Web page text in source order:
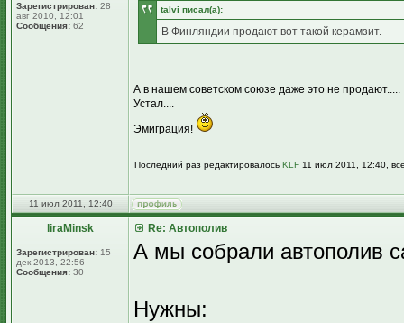
Зарегистрирован: 28
авг 2010, 12:01
Сообщения: 62
talvi писал(а):
В Финляндии продают вот такой керамзит.
А в нашем советском союзе даже это не продают.....
Устал....
Эмиграция!
Последний раз редактировалось KLF 11 июл 2011, 12:40,
11 июл 2011, 12:40
liraMinsk
Зарегистрирован: 15
дек 2013, 22:56
Сообщения: 30
Re: Автополив
А мы собрали автополив
Нужны: